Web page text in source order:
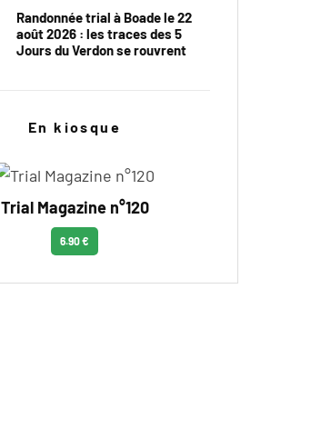
Randonnée trial à Boade le 22
août 2026 : les traces des 5
Jours du Verdon se rouvrent
En kiosque
Trial Magazine n°120
6.90 €